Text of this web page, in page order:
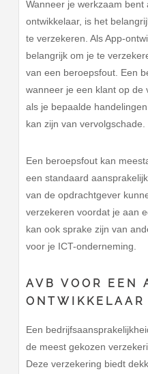
Wanneer je werkzaam bent
ontwikkelaar, is het
te verzekeren. Als App-
belangrijk om je te
van een beroepsfout. Een
wanneer je een klant op de
als je bepaalde
kan zijn van vervolgschade.
Een beroepsfout kan
een standaard
van de opdrachtgever
verzekeren voordat je aan
kan ook sprake zijn van
voor je ICT-onderneming.
AVB VOOR EEN
ONTWIKKELAAR
Een
de meest gekozen
Deze verzekering biedt